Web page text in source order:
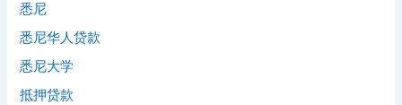
悉尼
悉尼华人贷款
悉尼大学
抵押贷款